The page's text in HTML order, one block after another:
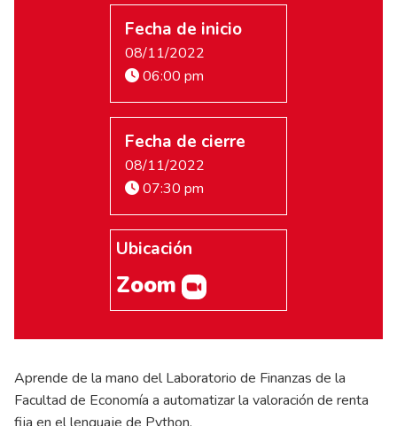
Fecha de inicio
08/11/2022
06:00 pm
Fecha de cierre
08/11/2022
07:30 pm
Ubicación
Zoom
Aprende de la mano del Laboratorio de Finanzas de la
Facultad de Economía a automatizar la valoración de renta